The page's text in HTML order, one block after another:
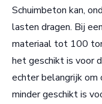
Schuimbeton kan,
lasten dragen. Bij
materiaal tot 100
het geschikt is voor
echter belangrijk om
minder geschikt is